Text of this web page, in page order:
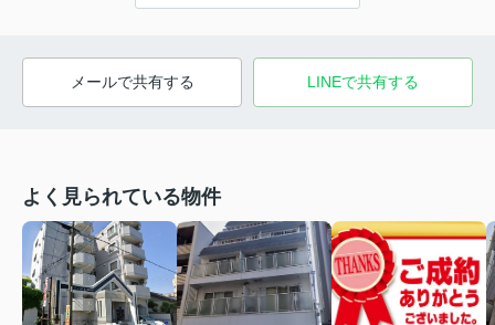
メールで共有する LINEで共有する
よく見られている物件